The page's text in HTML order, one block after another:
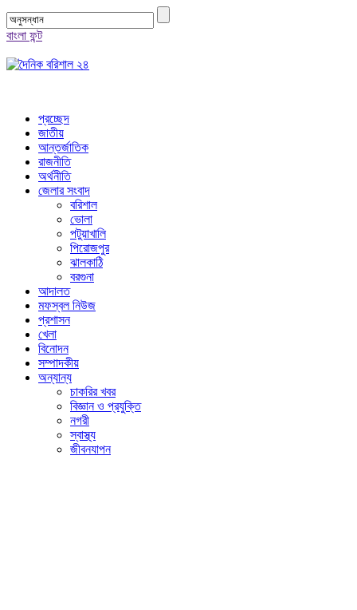
বাংলা ফন্ট
প্রচ্ছেদ
জাতীয়
আন্তর্জাতিক
রাজনীতি
অর্থনীতি
জেলার সংবাদ
বরিশাল
ভোলা
পটুয়াখালি
পিরোজপুর
ঝালকাঠি
বরগুনা
আদালত
মফস্বল নিউজ
প্রশাসন
খেলা
বিনোদন
সম্পাদকীয়
অন্যান্য
চাকরির খবর
বিজ্ঞান ও প্রযুক্তি
নগরী
স্বাস্থ্য
জীবনযাপন